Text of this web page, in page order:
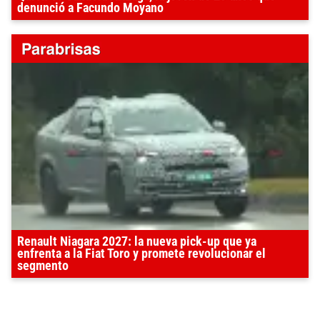
denunció a Facundo Moyano
Renault Niagara 2027: la nueva pick-up que ya
enfrenta a la Fiat Toro y promete revolucionar el
segmento